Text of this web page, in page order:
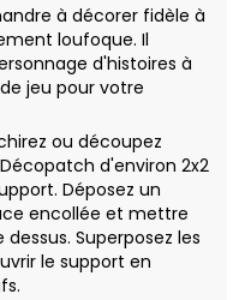
à décorer fidèle à
loufoque. Il
d'histoires à
jeu pour votre
ou découpez
d'environ 2x2
Déposez un
encollée et mettre
Superposez les
le support en